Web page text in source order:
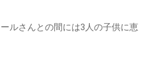
ルさんとの間には3人の子供に恵